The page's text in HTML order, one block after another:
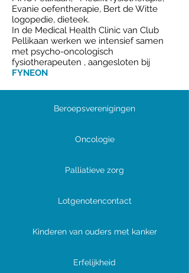
Evanie oefentherapie, Bert de Witte
logopedie, dieteek.
In de Medical Health Clinic van Club
Pellikaan werken we intensief samen
met psycho-oncologisch
fysiotherapeuten , aangesloten bij
FYNEON
Beroepsverenigingen
Oncologie
Palliatieve zorg
Lotgenotencontact
Kinderen van ouders met kanker
Erfelijkheid